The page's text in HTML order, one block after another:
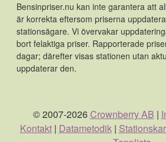
Bensinpriser.nu kan inte garantera att
är korrekta eftersom priserna
stationsägare. Vi övervakar
bort felaktiga priser. Rapporterade
dagar; därefter visas stationen utan
uppdaterar den.
© 2007-2026 Crownberry AB |
Kontakt| Datametodik|